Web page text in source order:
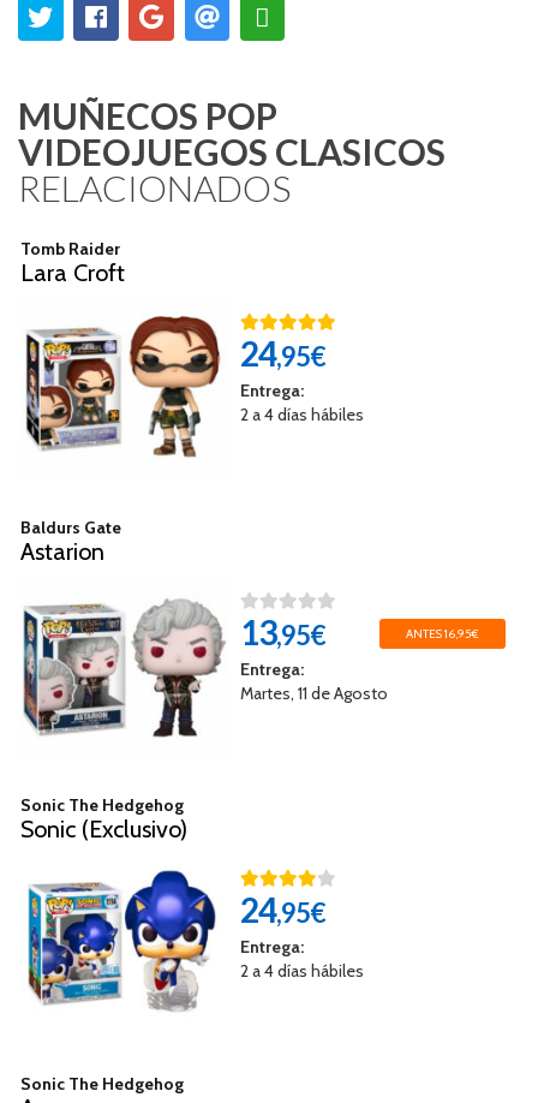
MUÑECOS POP
VIDEOJUEGOS CLASICOS
RELACIONADOS
Tomb Raider
Lara Croft
24,95€
Entrega:
2 a 4 días hábiles
Baldurs Gate
Astarion
13,95€ ANTES 16,95€
Entrega:
Martes, 11 de Agosto
Sonic The Hedgehog
Sonic (Exclusivo)
24,95€
Entrega:
2 a 4 días hábiles
Sonic The Hedgehog